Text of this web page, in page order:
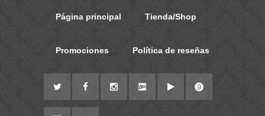
Página principal Tienda/Shop
Promociones Política de reseñas